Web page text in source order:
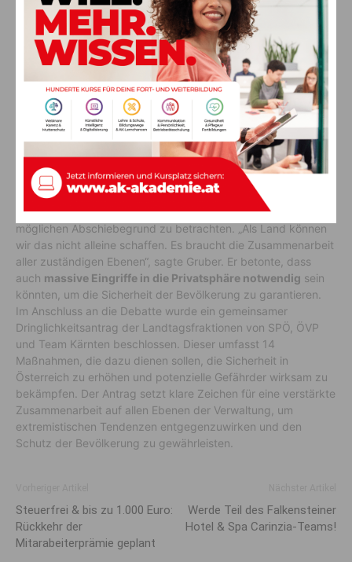
Verbot des politischen Islam und der Verbreitung
radikaler Inhalteaus. Zudem müsse es möglich sein,
Asylwerber auch ohne konkreten Anlass laufend zu
überprüfen. „Es muss möglich sein, die Fluchtgründe von
Asylbewerbern genau zu hinterfragen“, so Gruber.
Radikale Inhalte als
Abschiebegrund
Ein weiterer Punkt, den Gruber ansprach, war die
Notwendigkeit, die Konsumation radikaler Inhalte als
möglichen Abschiebegrund zu betrachten. „Als Land können
wir das nicht alleine schaffen. Es braucht die Zusammenarbeit
aller zuständigen Ebenen“, sagte Gruber. Er betonte, dass
auch massive Eingriffe in die Privatsphäre notwendig sein
könnten, um die Sicherheit der Bevölkerung zu garantieren.
Im Anschluss an die Debatte wurde ein gemeinsamer
Dringlichkeitsantrag der Landtagsfraktionen von SPÖ, ÖVP
und Team Kärnten beschlossen. Dieser umfasst 14
Maßnahmen, die dazu dienen sollen, die Sicherheit in
Österreich zu erhöhen und potenzielle Gefährder wirksam zu
bekämpfen. Der Antrag setzt klare Zeichen für eine verstärkte
Zusammenarbeit auf allen Ebenen der Verwaltung, um
extremistischen Tendenzen entgegenzuwirken und den
Schutz der Bevölkerung zu gewährleisten.
Steuerfrei & bis zu 1.000 Euro:
Rückkehr der
Mitarabeiterprämie geplant
Werde Teil des Falkensteiner
Hotel & Spa Carinzia-Teams!